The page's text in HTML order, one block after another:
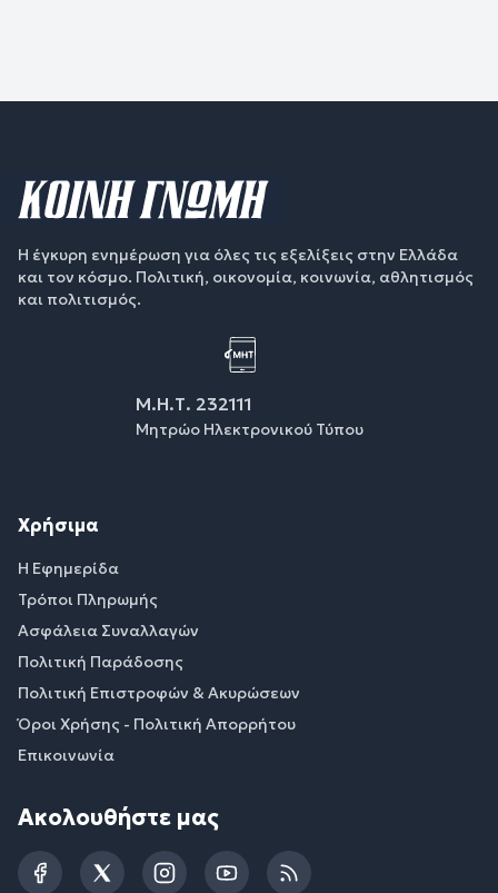
Η έγκυρη ενημέρωση για όλες τις εξελίξεις στην Ελλάδα
και τον κόσμο. Πολιτική, οικονομία, κοινωνία, αθλητισμός
και πολιτισμός.
Μ.Η.Τ. 232111
Μητρώο Ηλεκτρονικού Τύπου
Χρήσιμα
Η Εφημερίδα
Τρόποι Πληρωμής
Ασφάλεια Συναλλαγών
Πολιτική Παράδοσης
Πολιτική Επιστροφών & Ακυρώσεων
Όροι Χρήσης - Πολιτική Απορρήτου
Επικοινωνία
Ακολουθήστε μας
FacebookTwitterInstagramYouTubeRSS